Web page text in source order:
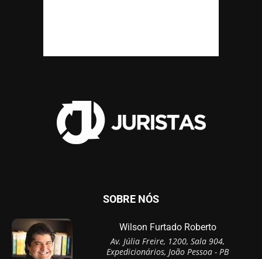
SOBRE NÓS
Wilson Furtado Roberto
Av. Júlia Freire, 1200, Sala 904,
Expedicionários, João Pessoa - PB